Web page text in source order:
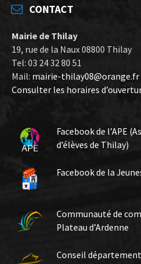
CONTACT
Mairie de Thilay
19, rue de la Naux 08800 Thilay
Tel: 03 24 32 80 51
Mail: mairie-thilay08@orange.fr
Consulter les horaires
Facebook de l’APE
d’élèves de Thilay)
Facebook de la
Communauté de
Plateau d’Ardenne
Conseil